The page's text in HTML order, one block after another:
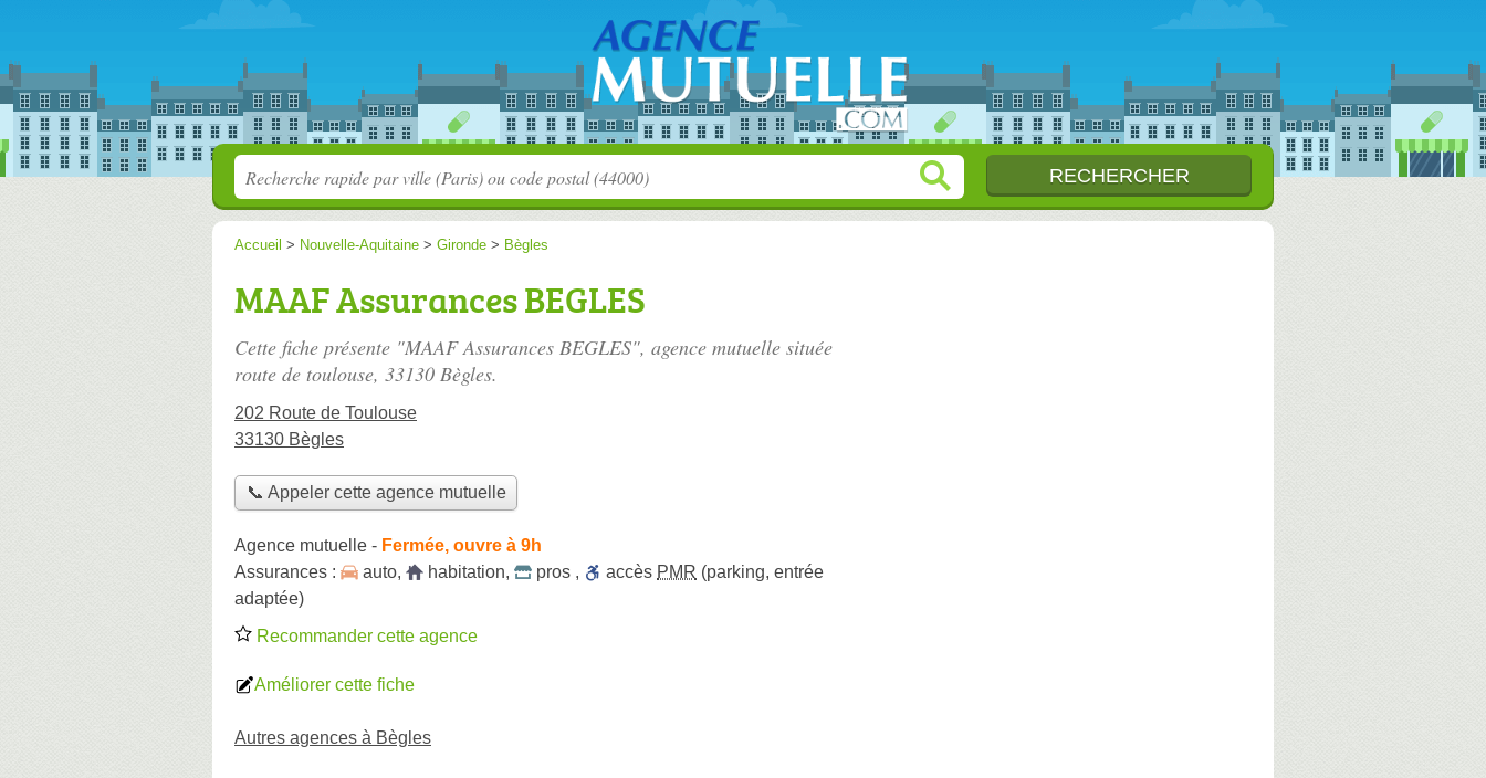
Accueil > Nouvelle-Aquitaine > Gironde > Bègles
MAAF Assurances BEGLES
Cette fiche présente "MAAF Assurances BEGLES", agence mutuelle située
route de toulouse, 33130 Bègles.
202 Route de Toulouse
33130 Bègles
📞 Appeler cette agence mutuelle
Agence mutuelle - Fermée, ouvre à 9h
Assurances :
auto, habitation, pros , accès PMR (parking, entrée
adaptée)
Recommander cette agence
Améliorer cette fiche
Autres agences à Bègles